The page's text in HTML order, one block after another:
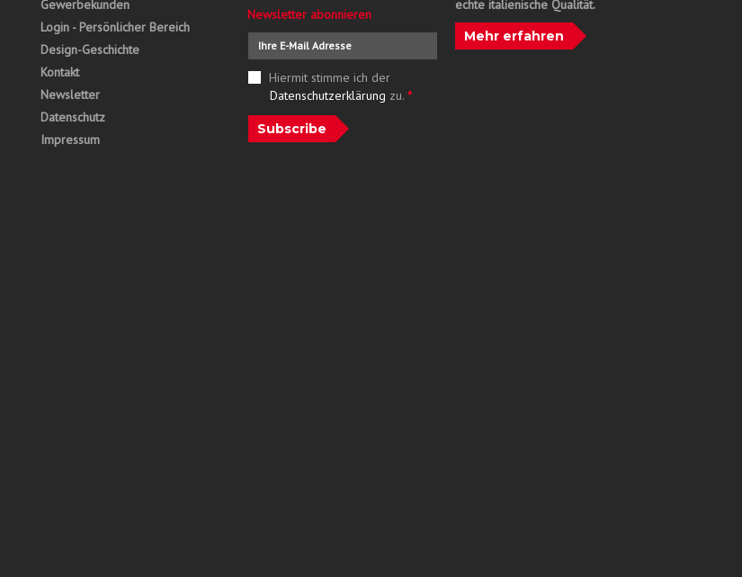
Gewerbekunden
Login - Persönlicher Bereich
Design-Geschichte
Kontakt
Newsletter
Datenschutz
Impressum
Newsletter abonnieren
Hiermit stimme ich der
Datenschutzerklärung zu. *
Subscribe
echte italienische Qualität.
Mehr erfahren